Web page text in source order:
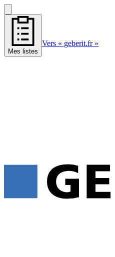
Mes listes
Vers « geberit.fr »